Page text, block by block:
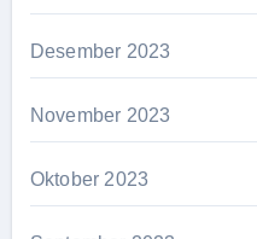
Desember 2023
November 2023
Oktober 2023